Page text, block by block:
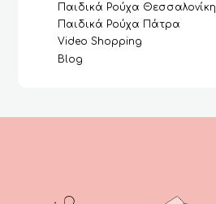
Παιδικά Ρούχα Θεσσαλονίκη
Παιδικά Ρούχα Πάτρα
Video Shopping
Blog